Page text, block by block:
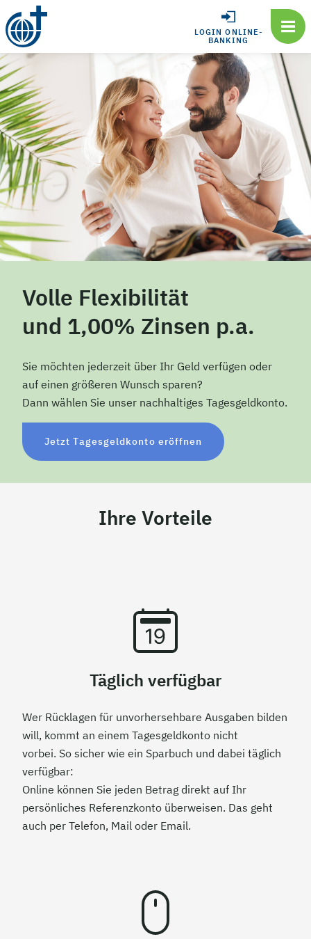
LOGIN ONLINE-
BANKING
Volle Flexibilität
und 1,00% Zinsen p.a.
Sie möchten jederzeit über Ihr Geld verfügen oder
auf einen größeren Wunsch sparen?
Dann wählen Sie unser nachhaltiges Tagesgeldkonto.
Jetzt Tagesgeldkonto eröffnen
Ihre Vorteile
Täglich verfügbar
Wer Rücklagen für unvorhersehbare Ausgaben bilden
will, kommt an einem Tagesgeldkonto nicht
vorbei. So sicher wie ein Sparbuch und dabei täglich
verfügbar:
Online können Sie jeden Betrag direkt auf Ihr
persönliches Referenzkonto überweisen. Das geht
auch per Telefon, Mail oder Email.